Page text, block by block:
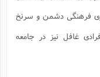
فرهنگی دشمن و سرنخ
غافل نیز در جامعه